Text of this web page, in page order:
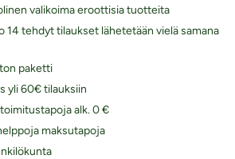
valikoima eroottisia tuotteita
14 tehdyt tilaukset lähetetään vielä samana
paketti
yli 60€ tilauksiin
alk. 0 €
maksutapoja